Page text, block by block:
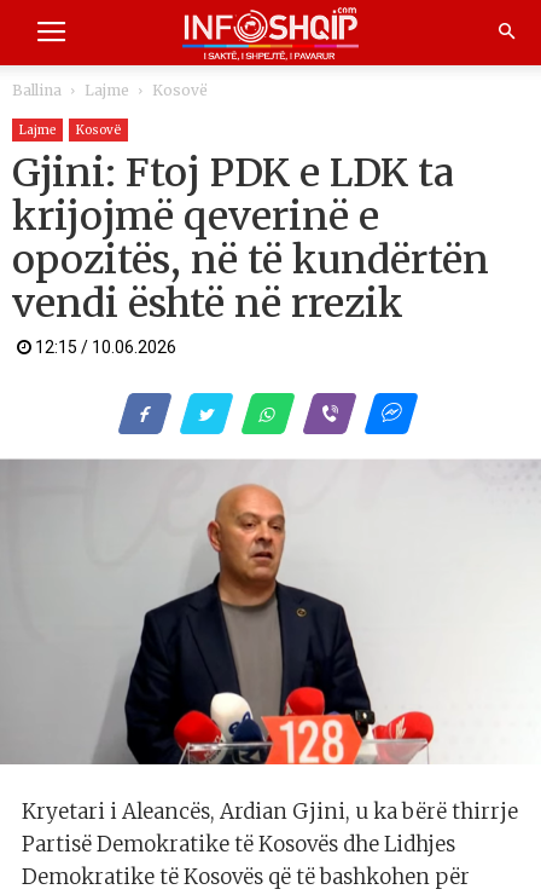
Ballina Lajme Kosovë
Lajme Kosovë
Gjini: Ftoj PDK e LDK ta
krijojmë qeverinë e
opozitës, në të kundërtën
vendi është në rrezik
12:15 / 10.06.2026
Kryetari i Aleancës, Ardian Gjini, u ka bërë thirrje
Partisë Demokratike të Kosovës dhe Lidhjes
Demokratike të Kosovës që të bashkohen për